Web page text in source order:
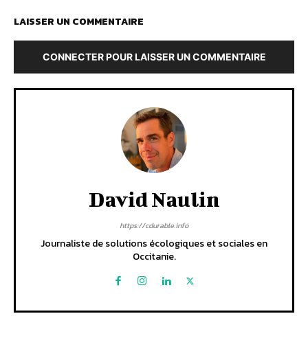
LAISSER UN COMMENTAIRE
CONNECTER POUR LAISSER UN COMMENTAIRE
David Naulin
https://cdurable.info
Journaliste de solutions écologiques et sociales en
Occitanie.